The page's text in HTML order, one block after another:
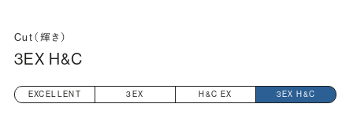
Cut（輝き）
3EX H&C
EXCELLENT 3EX H&C EX 3EX H&C